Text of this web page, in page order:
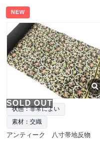
NEW
SOLD OUT
状態：非常によい
素材：交織
アンティーク 八寸帯地反物